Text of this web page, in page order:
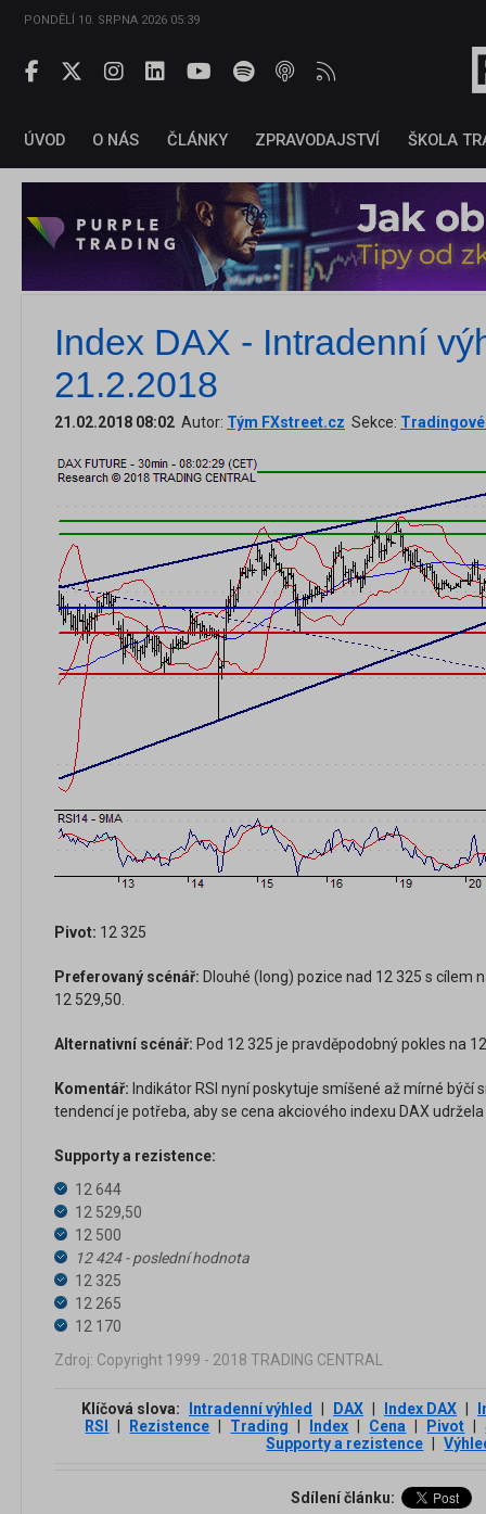
PONDĚLÍ 10. SRPNA 2026 05:39
ÚVOD O NÁS ČLÁNKY ZPRAVODAJSTVÍ ŠKOLA
Index DAX - Intradenní
21.2.2018
21.02.2018 08:02 Autor: Tým FXstreet.cz Sekce: Tradingové
Pivot: 12 325
Preferovaný scénář: Dlouhé (long) pozice nad 12 325 s cílem
12 529,50.
Alternativní scénář: Pod 12 325 je pravděpodobný pokles na
Komentář: Indikátor RSI nyní poskytuje smíšené až mírné býčí
tendencí je potřeba, aby se cena akciového indexu DAX
Supporty a rezistence:
12 644
12 529,50
12 500
12 424 - poslední hodnota
12 325
12 265
12 170
Zdroj: Copyright 1999 - 2018 TRADING CENTRAL
Klíčová slova: Intradenní výhled DAX Index DAX
RSI
Rezistence Trading Index Cena Pivot
Supporty a rezistence
Sdílení článku: